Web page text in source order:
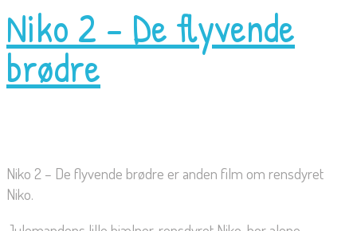
Niko 2 – De flyvende
brødre
Niko 2 – De flyvende brødre er anden film om rensdyret
Niko.